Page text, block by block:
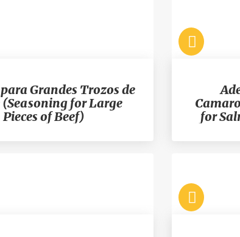
Grandes Trozos de
(Seasoning for Large
Pieces of Beef)
for